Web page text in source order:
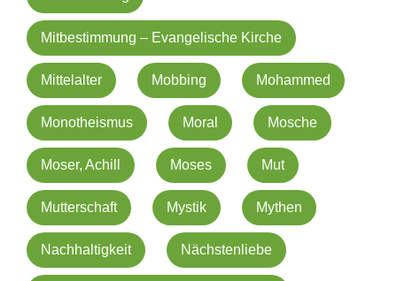
Mitbestimmung – Evangelische Kirche
Mittelalter Mobbing Mohammed
Monotheismus Moral Mosche
Moser, Achill Moses Mut
Mutterschaft Mystik Mythen
Nachhaltigkeit Nächstenliebe